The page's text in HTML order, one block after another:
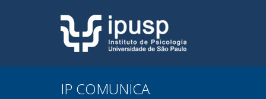
IP COMUNICA